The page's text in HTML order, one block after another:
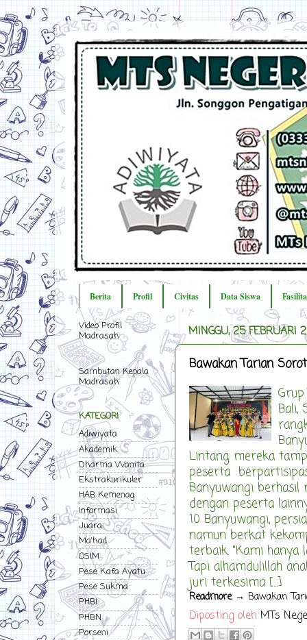
Berita Profil Civitas Data Siswa
MINGGU, 25 FEBRUARI
Bawakan Tarian
Bali,
Lintang mereka
peserta
Banyuwangi
dengan peserta
10 Banyuwangi,
namun berkat
terbaik. "Kami hanya
Tapi alhamdulillah
juri terkesima [...]
Readmore→ Bawakan
Diposting oleh MTs
Video Profil
Madrasah
Sambutan Kepala
Madrasah
KATEGORI
Adiwiyata
Akademik
Dharma Wanita
Ekstrakurikuler
HAB Kemenag
Informasi
Juara
Ma'had
OSIM
Pese Kafa Ayatu
Pese Sukma
PHBI
PHBN
Porseni